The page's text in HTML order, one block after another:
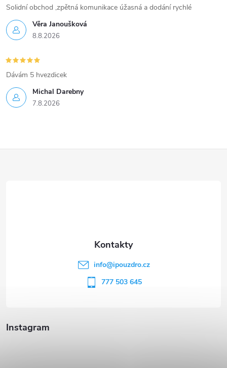
Věra Janoušková
8.8.2026
Solidní obchod ,zpětná komunikace úžasná a dodání rychlé
Michal Darebny
7.8.2026
Dávám 5 hvezdicek
Instagram
info@ipouzdro.cz
777 503 645